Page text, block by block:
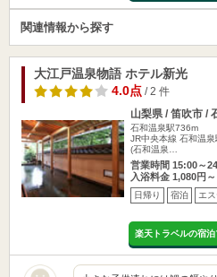
関連情報から探す
大江戸温泉物語 ホテル新光
4.0点/ 2 件
山梨県 / 笛吹市 /
石和温泉駅736m
JR中央本線 石和温
(石和温泉…
営業時間 15:00～
入浴料金 1,080円～
日帰り 宿泊 エ
楽天トラベルの宿